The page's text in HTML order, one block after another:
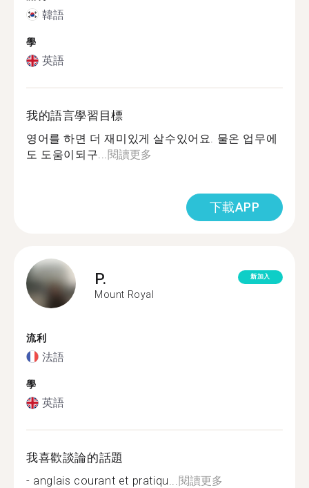
韓語
學
英語
我的語言學習目標
영어를 하면 더 재미있게 살수있어요. 물온 업무에
도 도움이되구...閱讀更多
下載APP
P.
Mount Royal
新加入
流利
法語
學
英語
我喜歡談論的話題
- anglais courant et pratiqu...閱讀更多